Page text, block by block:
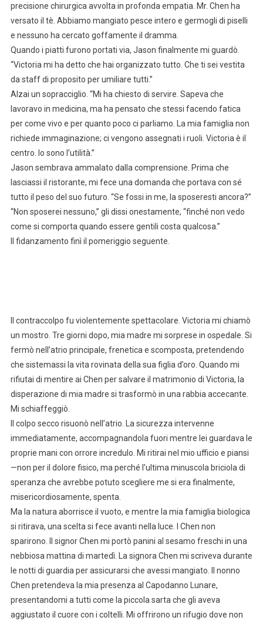
precisione chirurgica avvolta in profonda empatia. Mr. Chen ha
versato il tè. Abbiamo mangiato pesce intero e germogli di piselli
e nessuno ha cercato goffamente il dramma.
Quando i piatti furono portati via, Jason finalmente mi guardò.
“Victoria mi ha detto che hai organizzato tutto. Che ti sei vestita
da staff di proposito per umiliare tutti.”
Alzai un sopracciglio. “Mi ha chiesto di servire. Sapeva che
lavoravo in medicina, ma ha pensato che stessi facendo fatica
per come vivo e per quanto poco ci parliamo. La mia famiglia non
richiede immaginazione; ci vengono assegnati i ruoli. Victoria è il
centro. Io sono l’utilità.”
Jason sembrava ammalato dalla comprensione. Prima che
lasciassi il ristorante, mi fece una domanda che portava con sé
tutto il peso del suo futuro. “Se fossi in me, la sposeresti ancora?”
“Non sposerei nessuno,” gli dissi onestamente, “finché non vedo
come si comporta quando essere gentili costa qualcosa.”
Il fidanzamento finì il pomeriggio seguente.
Il contraccolpo fu violentemente spettacolare. Victoria mi chiamò
un mostro. Tre giorni dopo, mia madre mi sorprese in ospedale. Si
fermò nell’atrio principale, frenetica e scomposta, pretendendo
che sistemassi la vita rovinata della sua figlia d’oro. Quando mi
rifiutai di mentire ai Chen per salvare il matrimonio di Victoria, la
disperazione di mia madre si trasformò in una rabbia accecante.
Mi schiaffeggiò.
Il colpo secco risuonò nell’atrio. La sicurezza intervenne
immediatamente, accompagnandola fuori mentre lei guardava le
proprie mani con orrore incredulo. Mi ritirai nel mio ufficio e piansi
—non per il dolore fisico, ma perché l’ultima minuscola briciola di
speranza che avrebbe potuto scegliere me si era finalmente,
misericordiosamente, spenta.
Ma la natura aborrisce il vuoto, e mentre la mia famiglia biologica
si ritirava, una scelta si fece avanti nella luce. I Chen non
sparirono. Il signor Chen mi portò panini al sesamo freschi in una
nebbiosa mattina di martedì. La signora Chen mi scriveva durante
le notti di guardia per assicurarsi che avessi mangiato. Il nonno
Chen pretendeva la mia presenza al Capodanno Lunare,
presentandomi a tutti come la piccola sarta che gli aveva
aggiustato il cuore con i coltelli. Mi offrirono un rifugio dove non